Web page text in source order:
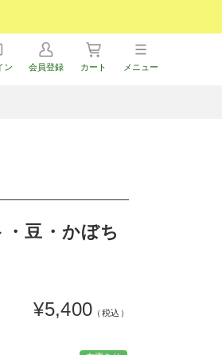
ン 会員登録 カート メニュー
豆・かぼち
¥5,400 （税込）